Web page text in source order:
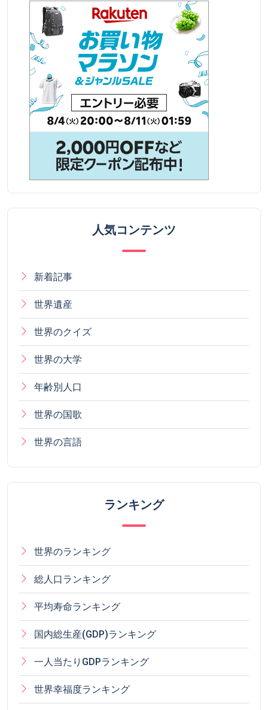
人気コンテンツ
新着記事
世界遺産
世界のクイズ
世界の大学
年齢別人口
世界の国歌
世界の言語
ランキング
世界のランキング
総人口ランキング
平均寿命ランキング
国内総生産(GDP)ランキング
一人当たりGDPランキング
世界幸福度ランキング